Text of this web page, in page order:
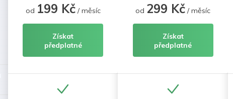
od 199 Kč/ měsíc
Získat
předplatné
od 299 Kč / měsíc
Získat
předplatné